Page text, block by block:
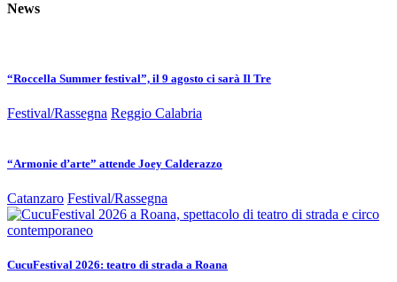
News
“Roccella Summer festival”, il 9 agosto ci sarà Il Tre
Festival/Rassegna Reggio Calabria
“Armonie d’arte” attende Joey Calderazzo
Catanzaro Festival/Rassegna
CucuFestival 2026: teatro di strada a Roana